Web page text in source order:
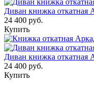
Диван книжка откатная
24 400 руб.
Купить
Диван книжка откатная
24 400 руб.
Купить